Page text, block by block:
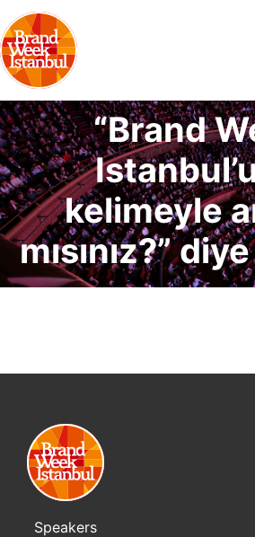
“Brand
kelimeyle
mısınız?”
Speakers